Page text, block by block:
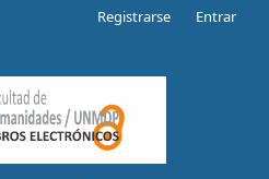
Registrarse Entrar